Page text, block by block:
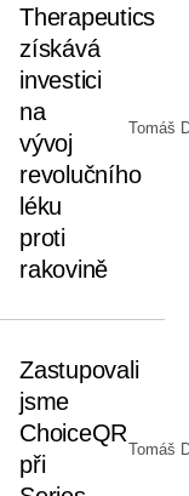
Therapeutics
získává
investici
na
vývoj
revolučního
léku
proti
rakovině
Tomáš
Zastupovali
jsme
ChoiceQR
při
Tomáš